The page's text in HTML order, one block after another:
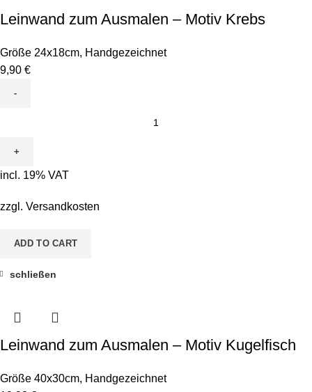
Leinwand zum Ausmalen – Motiv Krebs
Größe 24x18cm, Handgezeichnet
9,90 €
Ausmalen
-
Krebs
incl. 19% VAT
zzgl. Versandkosten
ADD TO CART
schließen
Leinwand zum Ausmalen – Motiv Kugelfisch
Größe 40x30cm, Handgezeichnet